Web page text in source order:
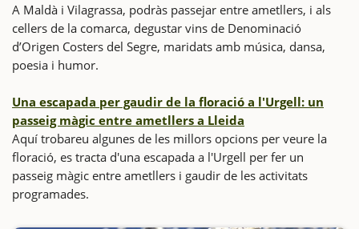
A Maldà i Vilagrassa, podràs passejar entre ametllers, i als
cellers de la comarca, degustar vins de Denominació
d’Origen Costers del Segre, maridats amb música, dansa,
poesia i humor.
Una escapada per gaudir de la floració a l'Urgell: un
passeig màgic entre ametllers a Lleida
Aquí trobareu algunes de les millors opcions per veure la
floració, es tracta d'una escapada a l'Urgell per fer un
passeig màgic entre ametllers i gaudir de les activitats
programades.